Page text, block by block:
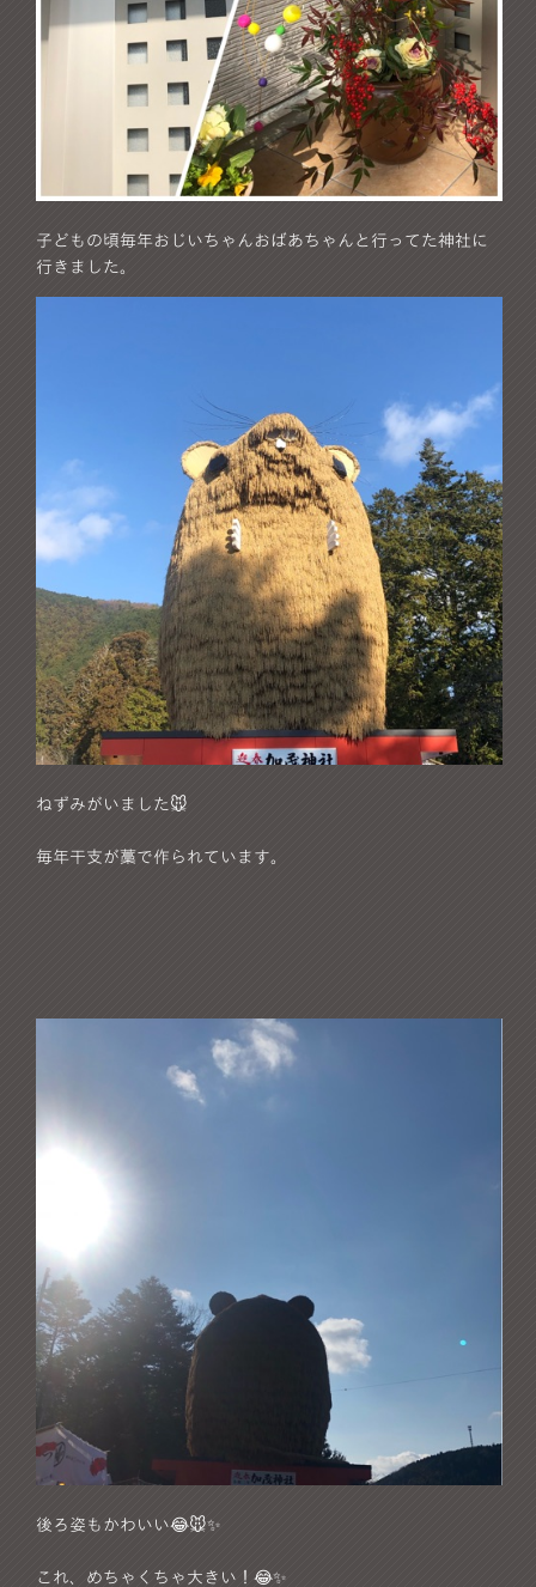
子どもの頃毎年おじいちゃんおばあちゃんと行ってた神社に
行きました。
ねずみがいました🐭
毎年干支が藁で作られています。
後ろ姿もかわいい😂🐭✨
これ、めちゃくちゃ大きい！😂✨